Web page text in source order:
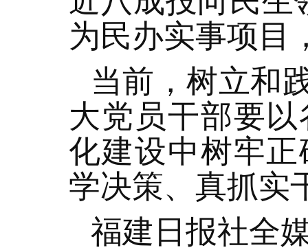
为民办实事项目
当前，树立和
大党员干部要
化建设中树牢
学决策、真抓实
福建日报社全